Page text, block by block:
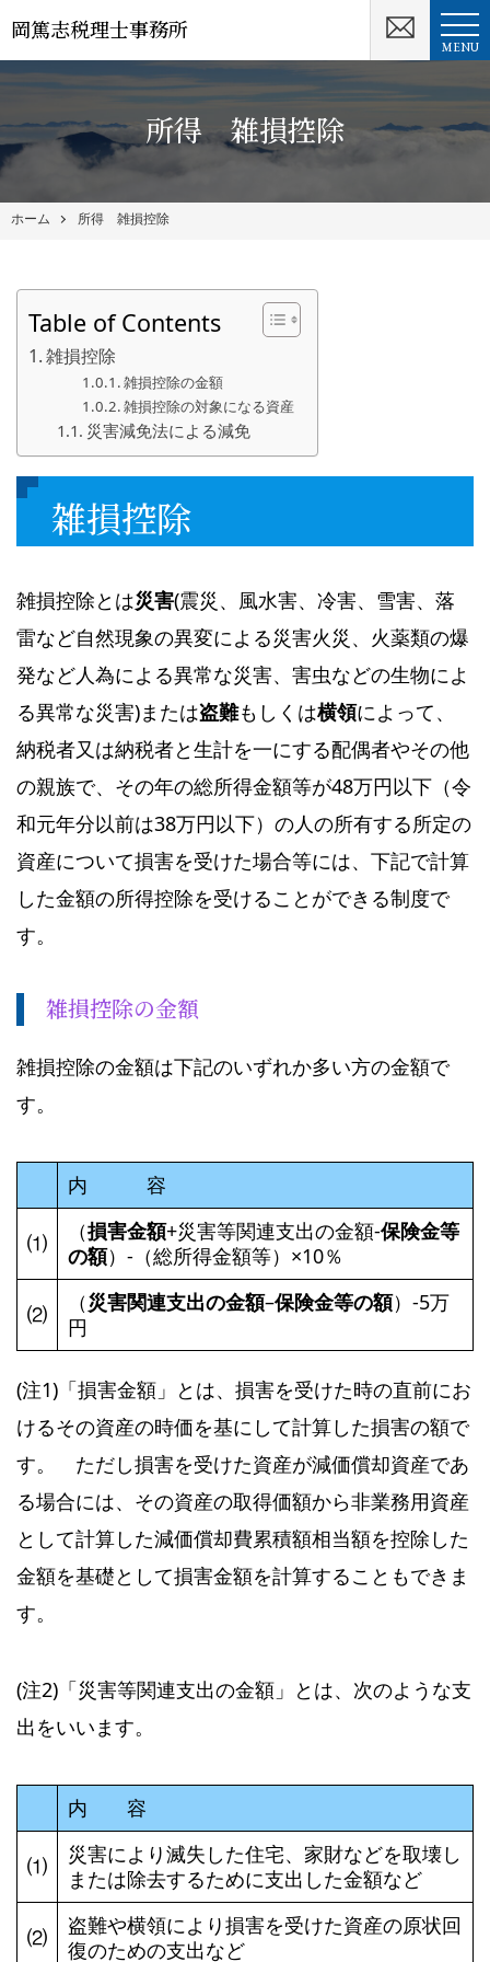
岡篤志税理士事務所
MENU
所得 雑損控除
ホーム 所得 雑損控除
Table of Contents
雑損控除
雑損控除の金額
雑損控除の対象になる資産
災害減免法による減免
雑損控除
雑損控除とは災害(震災、風水害、冷害、雪害、落
雷など自然現象の異変による災害火災、火薬類の爆
発など人為による異常な災害、害虫などの生物によ
る異常な災害)または盗難もしくは横領によって、
納税者又は納税者と生計を一にする配偶者やその他
の親族で、その年の総所得金額等が48万円以下（令
和元年分以前は38万円以下）の人の所有する所定の
資産について損害を受けた場合等には、下記で計算
した金額の所得控除を受けることができる制度で
す。
雑損控除の金額
雑損控除の金額は下記のいずれか多い方の金額で
す。
内 容
⑴ （損害金額+災害等関連支出の金額-保険金等
の額）-（総所得金額等）×10％
⑵ （災害関連支出の金額–保険金等の額）-5万
円
(注1)「損害金額」とは、損害を受けた時の直前にお
けるその資産の時価を基にして計算した損害の額で
す。 ただし損害を受けた資産が減価償却資産であ
る場合には、その資産の取得価額から非業務用資産
として計算した減価償却費累積額相当額を控除した
金額を基礎として損害金額を計算することもできま
す。
(注2)「災害等関連支出の金額」とは、次のような支
出をいいます。
内 容
⑴
災害により滅失した住宅、家財などを取壊し
または除去するために支出した金額など
⑵
盗難や横領により損害を受けた資産の原状回
復のための支出など